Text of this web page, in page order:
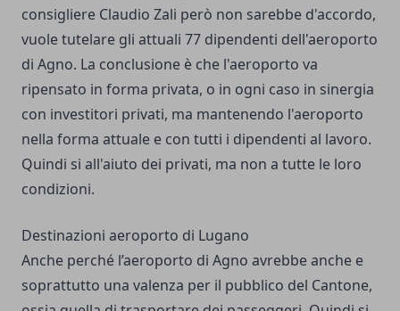
consigliere Claudio Zali però non sarebbe d'accordo,
vuole tutelare gli attuali 77 dipendenti dell'aeroporto
di Agno. La conclusione è che l'aeroporto va
ripensato in forma privata, o in ogni caso in sinergia
con investitori privati, ma mantenendo l'aeroporto
nella forma attuale e con tutti i dipendenti al lavoro.
Quindi si all'aiuto dei privati, ma non a tutte le loro
condizioni.
Destinazioni aeroporto di Lugano
Anche perché l’aeroporto di Agno avrebbe anche e
soprattutto una valenza per il pubblico del Cantone,